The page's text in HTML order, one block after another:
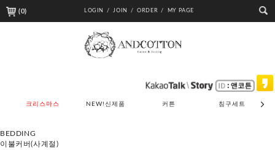
(0) LOGIN / JOIN / ORDER / MY PAGE
크리스마스 NEW!신제품 커튼 침구세트
BEDDING
이불커버(사계절)